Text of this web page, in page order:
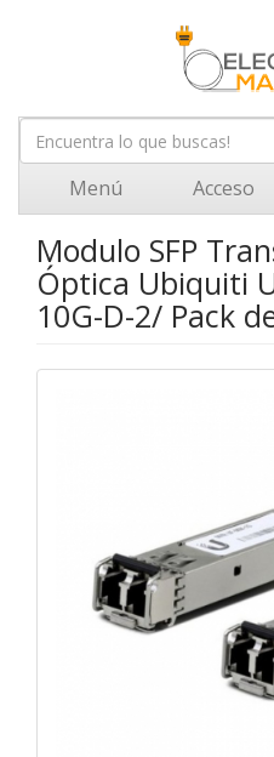
Menú Acceso
Modulo SFP
Óptica Ubiquiti
10G-D-2/ Pack